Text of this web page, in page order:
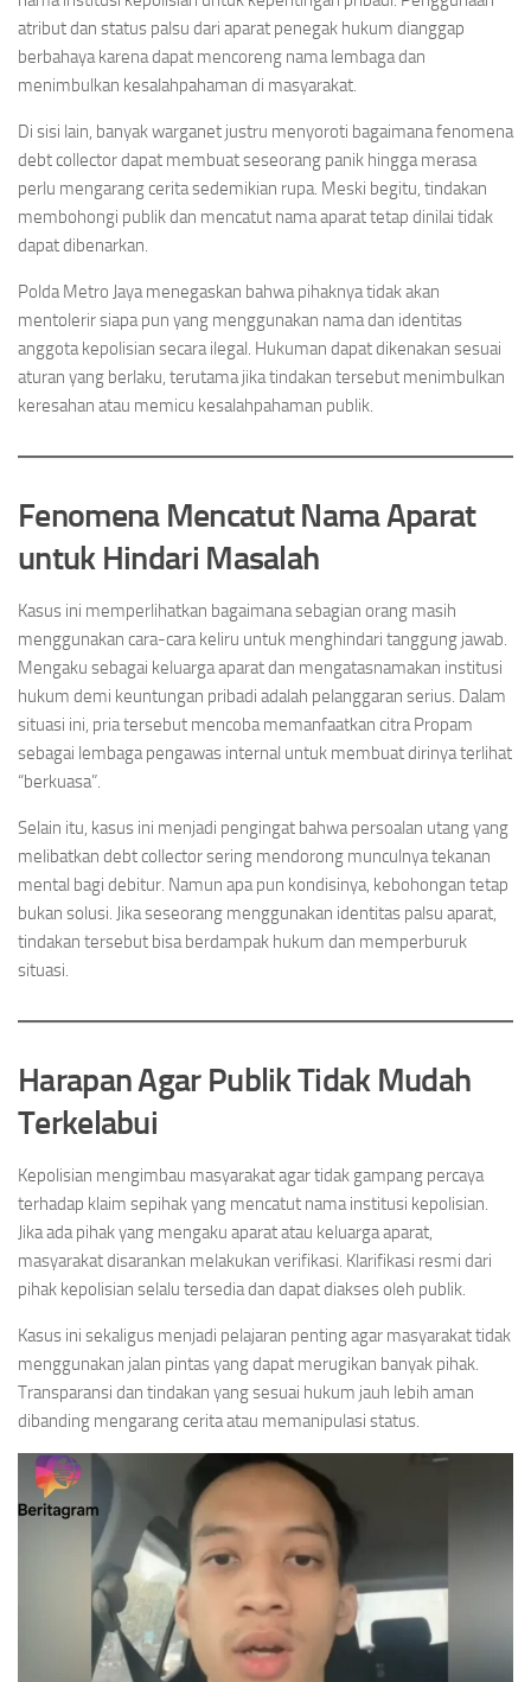
atribut dan status palsu dari aparat penegak hukum dianggap
berbahaya karena dapat mencoreng nama lembaga dan
menimbulkan kesalahpahaman di masyarakat.
Di sisi lain, banyak warganet justru menyoroti bagaimana fenomena
debt collector dapat membuat seseorang panik hingga merasa
perlu mengarang cerita sedemikian rupa. Meski begitu, tindakan
membohongi publik dan mencatut nama aparat tetap dinilai tidak
dapat dibenarkan.
Polda Metro Jaya menegaskan bahwa pihaknya tidak akan
mentolerir siapa pun yang menggunakan nama dan identitas
anggota kepolisian secara ilegal. Hukuman dapat dikenakan sesuai
aturan yang berlaku, terutama jika tindakan tersebut menimbulkan
keresahan atau memicu kesalahpahaman publik.
Fenomena Mencatut Nama Aparat
untuk Hindari Masalah
Kasus ini memperlihatkan bagaimana sebagian orang masih
menggunakan cara-cara keliru untuk menghindari tanggung jawab.
Mengaku sebagai keluarga aparat dan mengatasnamakan institusi
hukum demi keuntungan pribadi adalah pelanggaran serius. Dalam
situasi ini, pria tersebut mencoba memanfaatkan citra Propam
sebagai lembaga pengawas internal untuk membuat dirinya terlihat
“berkuasa”.
Selain itu, kasus ini menjadi pengingat bahwa persoalan utang yang
melibatkan debt collector sering mendorong munculnya tekanan
mental bagi debitur. Namun apa pun kondisinya, kebohongan tetap
bukan solusi. Jika seseorang menggunakan identitas palsu aparat,
tindakan tersebut bisa berdampak hukum dan memperburuk
situasi.
Harapan Agar Publik Tidak Mudah
Terkelabui
Kepolisian mengimbau masyarakat agar tidak gampang percaya
terhadap klaim sepihak yang mencatut nama institusi kepolisian.
Jika ada pihak yang mengaku aparat atau keluarga aparat,
masyarakat disarankan melakukan verifikasi. Klarifikasi resmi dari
pihak kepolisian selalu tersedia dan dapat diakses oleh publik.
Kasus ini sekaligus menjadi pelajaran penting agar masyarakat tidak
menggunakan jalan pintas yang dapat merugikan banyak pihak.
Transparansi dan tindakan yang sesuai hukum jauh lebih aman
dibanding mengarang cerita atau memanipulasi status.